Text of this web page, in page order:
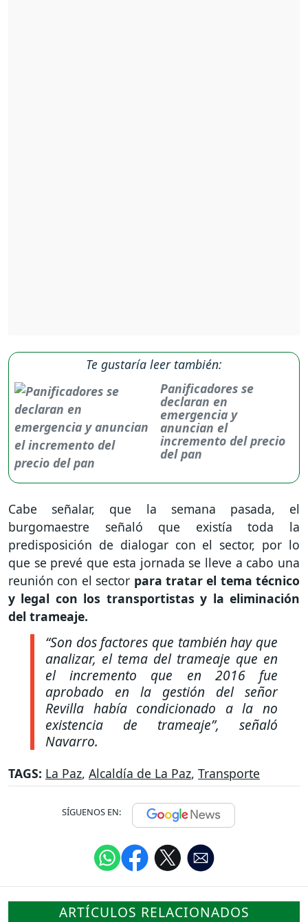
Te gustaría leer también:
Panificadores se
declaran en
emergencia y
anuncian el
incremento del precio
del pan
Cabe señalar, que la semana pasada, el
burgomaestre señaló que existía toda la
predisposición de dialogar con el sector, por lo
que se prevé que esta jornada se lleve a cabo una
reunión con el sector para tratar el tema técnico
y legal con los transportistas y la eliminación
del trameaje.
“Son dos factores que también hay que
analizar, el tema del trameaje que en
el incremento que en 2016 fue
aprobado en la gestión del señor
Revilla había condicionado a la no
existencia de trameaje”, señaló
Navarro.
TAGS: La Paz, Alcaldía de La Paz, Transporte
SÍGUENOS EN:
ARTÍCULOS RELACIONADOS